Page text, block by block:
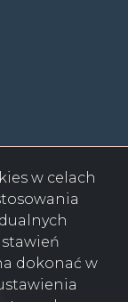
w celach
dokonać w